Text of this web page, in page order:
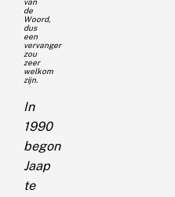
de
Woord,
dus
een
vervanger
zou
zeer
welkom
zijn.
In
1990
begon
Jaap
te